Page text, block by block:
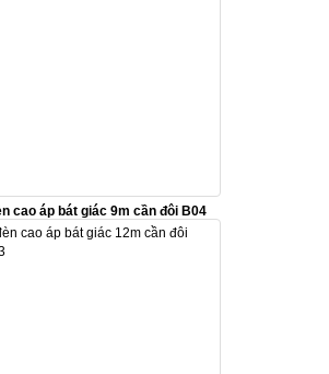
cao áp bát giác 9m cần đôi B04